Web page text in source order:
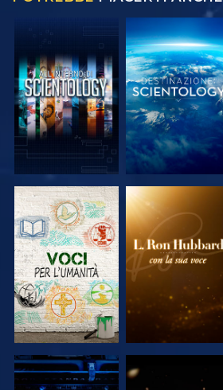
ESPLORA LE
SERIE
ESPLORA LE
SERIE